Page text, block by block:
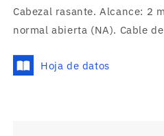
Cabezal rasante. Alcance: 2
normal abierta (NA). Cable
Hoja de datos